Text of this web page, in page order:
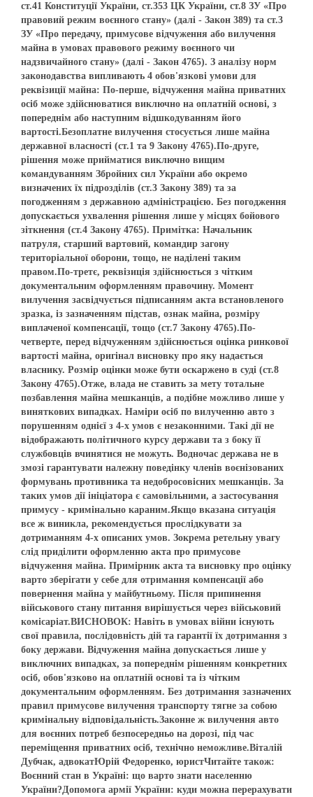
ст.41 Конституції України, ст.353 ЦК України, ст.8 ЗУ «Про
правовий режим воєнного стану» (далі - Закон 389) та ст.3
ЗУ «Про передачу, примусове відчуження або вилучення
майна в умовах правового режиму воєнного чи
надзвичайного стану» (далі - Закон 4765). З аналізу норм
законодавства випливають 4 обов'язкові умови для
реквізиції майна: По-перше, відчуження майна приватних
осіб може здійснюватися виключно на оплатній основі, з
попереднім або наступним відшкодуванням його
вартості.Безоплатне вилучення стосується лише майна
державної власності (ст.1 та 9 Закону 4765).По-друге,
рішення може прийматися виключно вищим
командуванням Збройних сил України або окремо
визначених їх підрозділів (ст.3 Закону 389) та за
погодженням з державною адміністрацією. Без погодження
допускається ухвалення рішення лише у місцях бойового
зіткнення (ст.4 Закону 4765). Примітка: Начальник
патруля, старший вартовий, командир загону
територіальної оборони, тощо, не наділені таким
правом.По-третє, реквізиція здійснюється з чітким
документальним оформленням правочину. Момент
вилучення засвідчується підписанням акта встановленого
зразка, із зазначенням підстав, ознак майна, розміру
виплаченої компенсації, тощо (ст.7 Закону 4765).По-
четверте, перед відчуженням здійснюється оцінка ринкової
вартості майна, оригінал висновку про яку надається
власнику. Розмір оцінки може бути оскаржено в суді (ст.8
Закону 4765).Отже, влада не ставить за мету тотальне
позбавлення майна мешканців, а подібне можливо лише у
виняткових випадках. Наміри осіб по вилученню авто з
порушенням однієї з 4-х умов є незаконними. Такі дії не
відображають політичного курсу держави та з боку її
службовців вчинятися не можуть. Водночас держава не в
змозі гарантувати належну поведінку членів воєнізованих
формувань противника та недобросовісних мешканців. За
таких умов дії ініціатора є самовільними, а застосування
примусу - кримінально караним.Якщо вказана ситуація
все ж виникла, рекомендується прослідкувати за
дотриманням 4-х описаних умов. Зокрема ретельну увагу
слід приділити оформленню акта про примусове
відчуження майна. Примірник акта та висновку про оцінку
варто зберігати у себе для отримання компенсації або
повернення майна у майбутньому. Після припинення
військового стану питання вирішується через військовий
комісаріат.ВИСНОВОК: Навіть в умовах війни існують
свої правила, послідовність дій та гарантії їх дотримання з
боку держави. Відчуження майна допускається лише у
виключних випадках, за попереднім рішенням конкретних
осіб, обов'язково на оплатній основі та із чітким
документальним оформленням. Без дотримання зазначених
правил примусове вилучення транспорту тягне за собою
кримінальну відповідальність.Законне ж вилучення авто
для воєнних потреб безпосередньо на дорозі, під час
переміщення приватних осіб, технічно неможливе.Віталій
Дубчак, адвокатЮрій Федоренко, юристЧитайте також:
Воєнний стан в Україні: що варто знати населенню
України?Допомога армії України: куди можна перерахувати